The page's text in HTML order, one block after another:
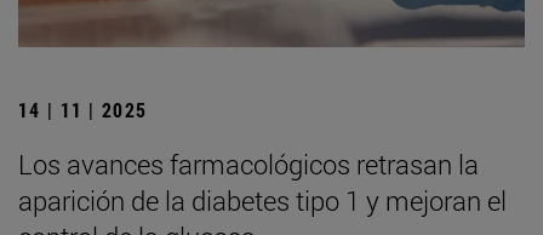
14 | 11 | 2025
Los avances farmacológicos retrasan la
aparición de la diabetes tipo 1 y mejoran el